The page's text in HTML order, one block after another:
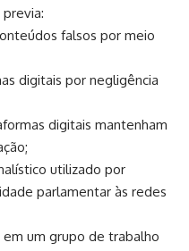
falsos por meio
digitais por negligência
digitais mantenham
utilizado por
parlamentar às redes
um grupo de trabalho